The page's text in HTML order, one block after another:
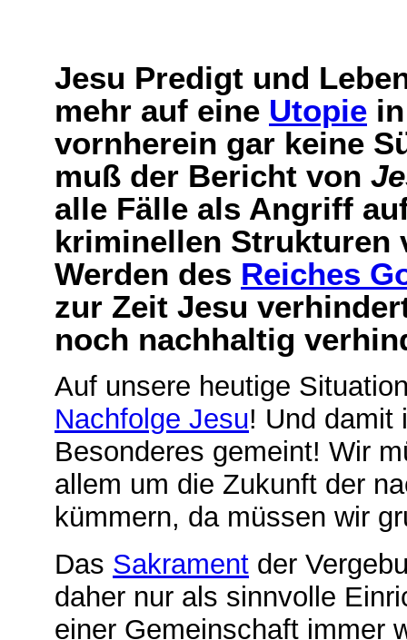
Jesu Predigt und
mehr auf eine Utopie
vornherein gar keine
muß der Bericht von
alle Fälle als Angriff
kriminellen Strukturen
Werden des Reiches
zur Zeit Jesu
noch nachhaltig
Auf unsere heutige
Nachfolge Jesu! Und damit
Besonderes gemeint! Wir
allem um die Zukunft der
kümmern, da müssen wir
Das Sakrament der
daher nur als sinnvolle
einer Gemeinschaft immer